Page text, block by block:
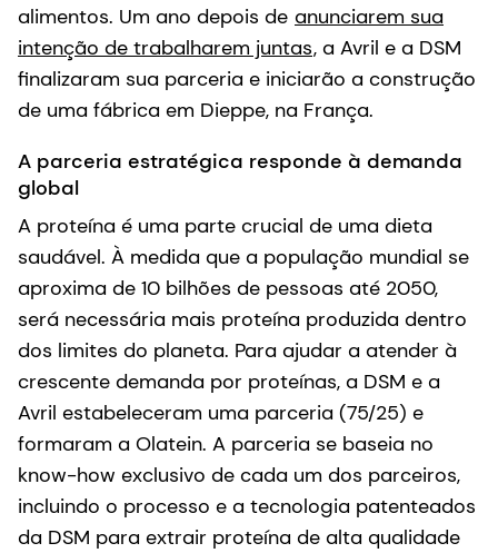
alimentos. Um ano depois de anunciarem sua
intenção de trabalharem juntas, a Avril e a DSM
finalizaram sua parceria e iniciarão a construção
de uma fábrica em Dieppe, na França.
A parceria estratégica responde à demanda
global
A proteína é uma parte crucial de uma dieta
saudável. À medida que a população mundial se
aproxima de 10 bilhões de pessoas até 2050,
será necessária mais proteína produzida dentro
dos limites do planeta. Para ajudar a atender à
crescente demanda por proteínas, a DSM e a
Avril estabeleceram uma parceria (75/25) e
formaram a Olatein. A parceria se baseia no
know-how exclusivo de cada um dos parceiros,
incluindo o processo e a tecnologia patenteados
da DSM para extrair proteína de alta qualidade